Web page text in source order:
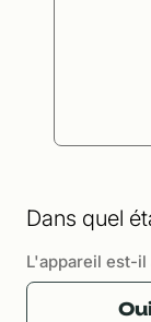
Dans quel
L'appareil est-